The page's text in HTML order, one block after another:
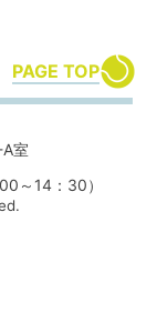
PAGE TOP
室
～14：30）